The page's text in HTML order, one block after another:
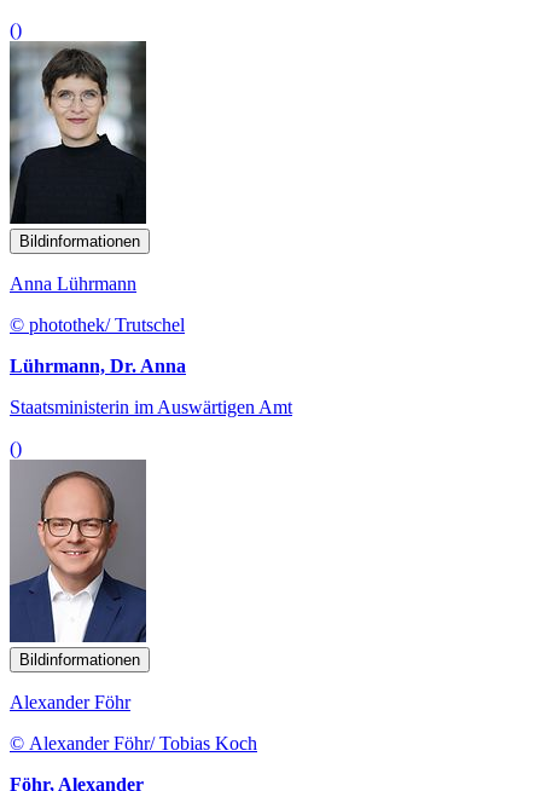
()
Bildinformationen
Anna Lührmann
© photothek/ Trutschel
Lührmann, Dr. Anna
Staatsministerin im Auswärtigen Amt
()
Bildinformationen
Alexander Föhr
© Alexander Föhr/ Tobias Koch
Föhr, Alexander